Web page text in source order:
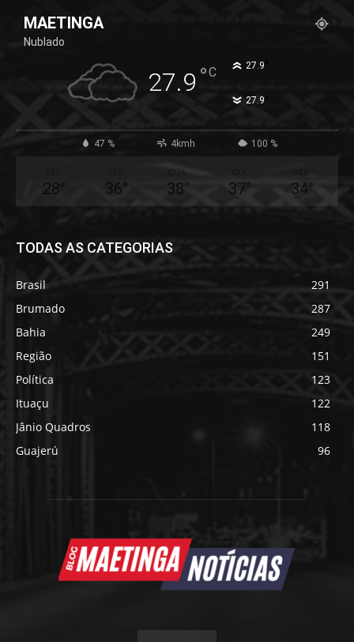
MAETINGA
Nublado
27.9 °C 27.9
27.9
47 % 4kmh 100 %
28° 36°
QUA
38° 37° 34°
TODAS AS CATEGORIAS
Brasil
291
Brumado
287
Bahia
249
Região
151
Política
123
Ituaçu
122
Jânio Quadros
118
Guajerú
96